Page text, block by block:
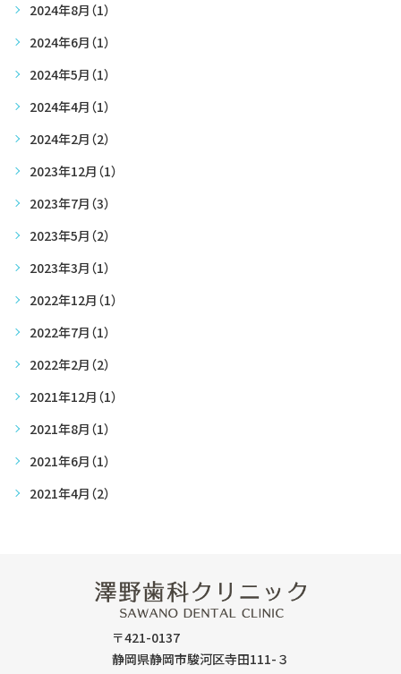
2024年8月 （1）
2024年6月 （1）
2024年5月 （1）
2024年4月 （1）
2024年2月 （2）
2023年12月 （1）
2023年7月 （3）
2023年5月 （2）
2023年3月 （1）
2022年12月 （1）
2022年7月 （1）
2022年2月 （2）
2021年12月 （1）
2021年8月 （1）
2021年6月 （1）
2021年4月 （2）
〒421-0137
静岡県静岡市駿河区寺田111-３